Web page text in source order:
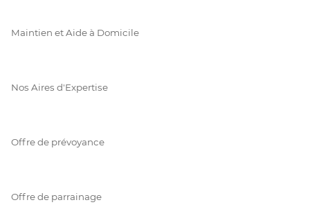
Maintien et Aide à Domicile
Nos Aires d'Expertise
Offre de prévoyance
Offre de parrainage